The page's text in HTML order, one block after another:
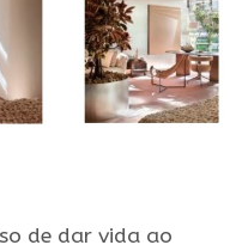
de dar vida ao